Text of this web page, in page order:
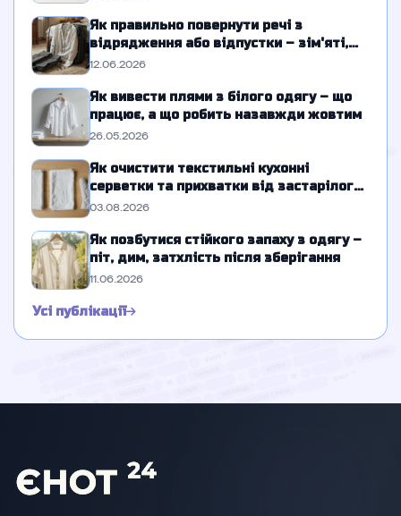
Як правильно повернути речі з
відрядження або відпустки – зім'яті,
брудні, з запахом
12.06.2026
Як вивести плями з білого одягу – що
працює, а що робить назавжди жовтим
26.05.2026
Як очистити текстильні кухонні
серветки та прихватки від застарілого
жиру
03.08.2026
Як позбутися стійкого запаху з одягу –
піт, дим, затхлість після зберігання
11.06.2026
Усі публікації